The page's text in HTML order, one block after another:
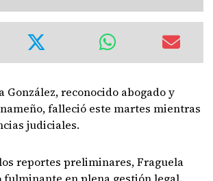
González, reconocido abogado y
falleció este martes mientras
judiciales.
reportes preliminares, Fraguela